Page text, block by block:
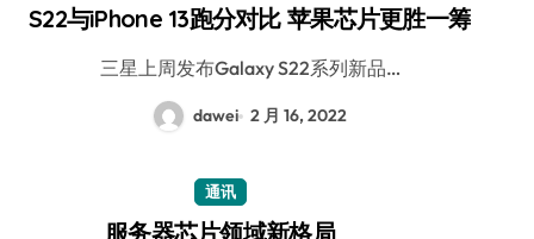
S22与iPhone 13跑分对比 苹果芯片更胜一筹
三星上周发布Galaxy S22系列新品…
dawei 2 月 16, 2022
通讯
服务器芯片领域新格局